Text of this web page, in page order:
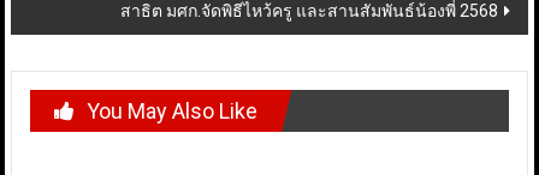
สาธิต มศก.จัดพิธีไหว้ครู และสานสัมพันธ์น้องพี่ 2568
You May Also Like